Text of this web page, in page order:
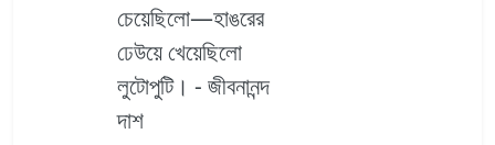
চেয়েছিলো—হাঙরের
ঢেউয়ে খেয়েছিলো
লুটোপুটি। - জীবনানন্দ
দাশ